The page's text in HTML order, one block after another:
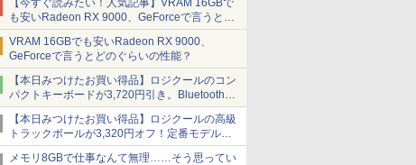
【今すぐ読みたい！人気記事】VRAM 16GBで
も安いRadeon RX 9000、GeForceで言うとど
のぐらいの性能？ - PC Watch
VRAM 16GBでも安いRadeon RX 9000、
GeForceで言うとどのぐらいの性能？
【本日みつけたお買い得品】ロジクールのコン
パクトキーボードが3,720円引き。Bluetoothで3
台接続対応
【本日みつけたお買い得品】ロジクールの高級
トラックボールが3,320円オフ！定番モデルも
5,280円に割引中
メモリ8GBで仕事なんて無理……そう思ってい